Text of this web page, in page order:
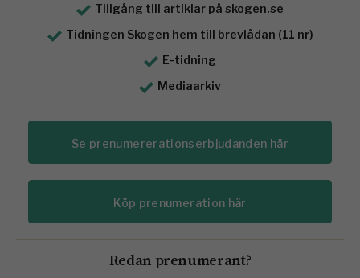
Tillgång till artiklar på skogen.se
Tidningen Skogen hem till brevlådan (11 nr)
E-tidning
Mediaarkiv
Se prenumererationserbjudanden här
Köp prenumeration här
Redan prenumerant?